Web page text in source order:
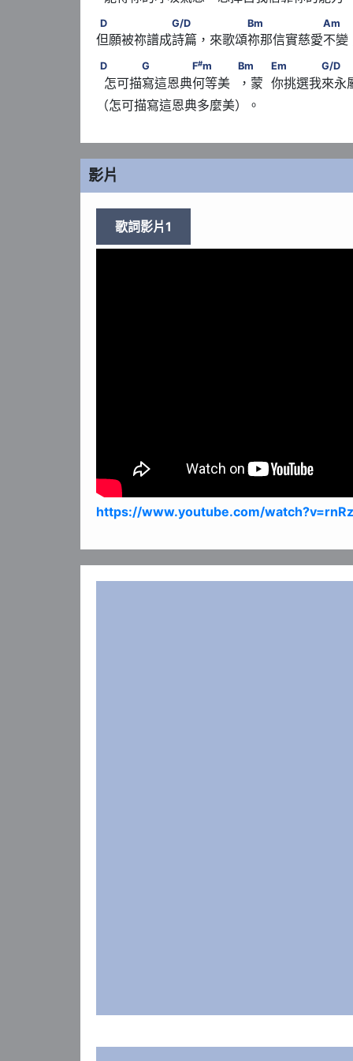
D　　　　　　G/D　　 　　　Bm　　　　　
D G/D Bm Am
但願被祢譜成詩篇，來歌頌祢那信實慈愛不變
D       　　　G　　　　F
#m　　　
D G F#m Bm Em G/D
怎可描寫這恩典何等美  ，蒙  你挑選我來永
（怎可描寫這恩典多麼美）。
影片
歌詞影片1
https://www.youtube.com/